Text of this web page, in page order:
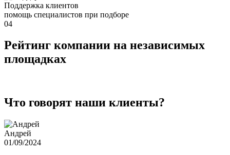
Поддержка клиентов
помощь специалистов при подборе
04
Рейтинг компании на независимых
площадках
Что говорят наши клиенты?
Андрей
01/09/2024